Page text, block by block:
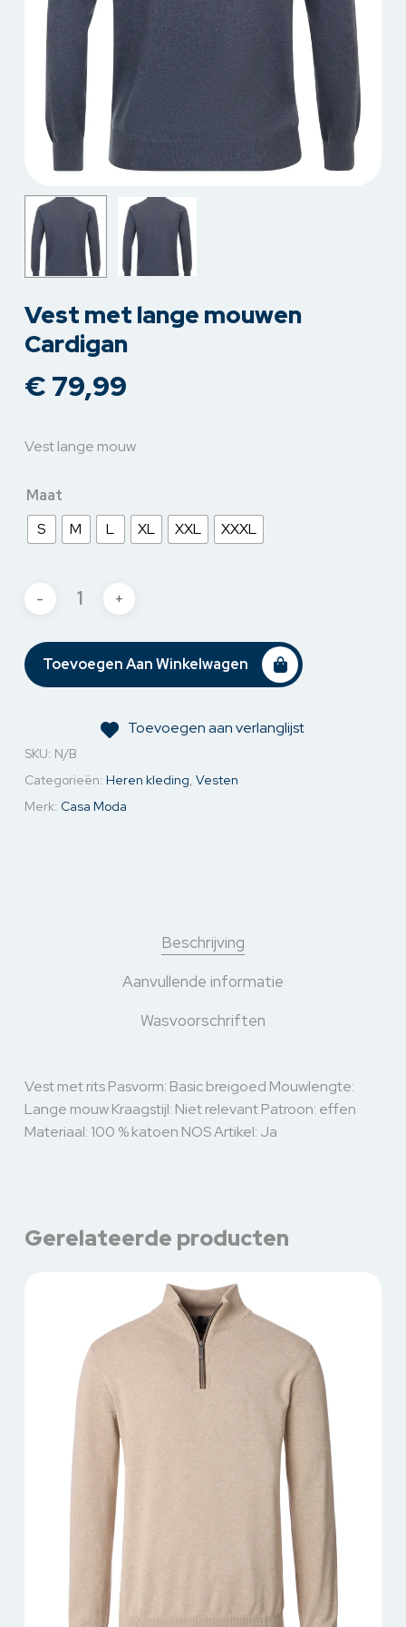
Vest met lange mouwen
Cardigan
€ 79,99
Vest lange mouw
Maat
S
M L XL XXL XXXL
Toevoegen Aan Winkelwagen
Toevoegen aan verlanglijst
SKU: N/B
Categorieën: Heren kleding, Vesten
Merk: Casa Moda
Beschrijving
Aanvullende informatie
Wasvoorschriften
Vest met rits Pasvorm: Basic breigoed Mouwlengte:
Lange mouw Kraagstijl: Niet relevant Patroon: effen
Materiaal: 100 % katoen NOS Artikel: Ja
Gerelateerde producten